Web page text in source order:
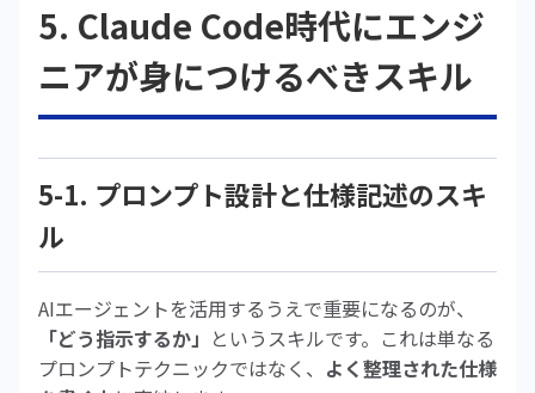
5. Claude Code時代にエンジ
ニアが身につけるべきスキル
5-1. プロンプト設計と仕様記述のスキ
ル
AIエージェントを活用するうえで重要になるのが、
「どう指示するか」 というスキルです。これは単なる
プロンプトテクニックではなく、 よく整理された仕様